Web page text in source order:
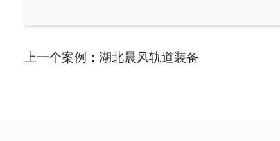
上一个案例： 湖北晨风轨道装备